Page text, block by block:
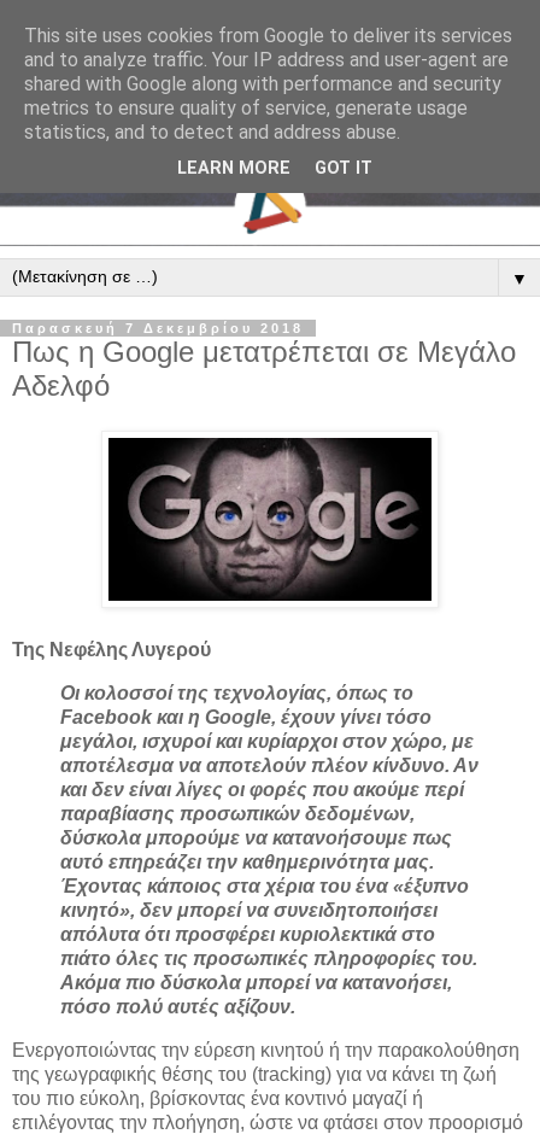
▼
Παρασκευή 7 Δεκεμβρίου 2018
Πως η Google μετατρέπεται σε Μεγάλο
Αδελφό
Της Νεφέλης Λυγερού
Οι κολοσσοί της τεχνολογίας, όπως το
Facebook και η Google, έχουν γίνει τόσο
μεγάλοι, ισχυροί και κυρίαρχοι στον χώρο, με
αποτέλεσμα να αποτελούν πλέον κίνδυνο. Αν
και δεν είναι λίγες οι φορές που ακούμε περί
παραβίασης προσωπικών δεδομένων,
δύσκολα μπορούμε να κατανοήσουμε πως
αυτό επηρεάζει την καθημερινότητα μας.
Έχοντας κάποιος στα χέρια του ένα «έξυπνο
κινητό», δεν μπορεί να συνειδητοποιήσει
απόλυτα ότι προσφέρει κυριολεκτικά στο
πιάτο όλες τις προσωπικές πληροφορίες του.
Ακόμα πιο δύσκολα μπορεί να κατανοήσει,
πόσο πολύ αυτές αξίζουν.
Ενεργοποιώντας την εύρεση κινητού ή την παρακολούθηση
της γεωγραφικής θέσης του (tracking) για να κάνει τη ζωή
του πιο εύκολη, βρίσκοντας ένα κοντινό μαγαζί ή
επιλέγοντας την πλοήγηση, ώστε να φτάσει στον προορισμό
This site uses cookies from Google to deliver its services
and to analyze traffic. Your IP address and user-agent are
shared with Google along with performance and security
metrics to ensure quality of service, generate usage
statistics, and to detect and address abuse.
LEARN MORE GOT IT